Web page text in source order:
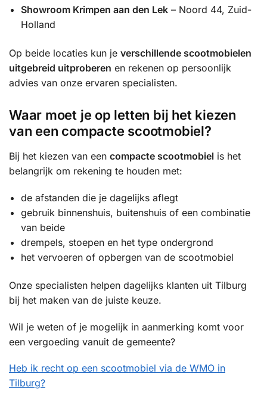
Showroom Krimpen aan den Lek – Noord 44, Zuid-
Holland
Op beide locaties kun je verschillende scootmobielen
uitgebreid uitproberen en rekenen op persoonlijk
advies van onze ervaren specialisten.
Waar moet je op letten bij het kiezen
van een compacte scootmobiel?
Bij het kiezen van een compacte scootmobiel is het
belangrijk om rekening te houden met:
de afstanden die je dagelijks aflegt
gebruik binnenshuis, buitenshuis of een combinatie
van beide
drempels, stoepen en het type ondergrond
het vervoeren of opbergen van de scootmobiel
Onze specialisten helpen dagelijks klanten uit Tilburg
bij het maken van de juiste keuze.
Wil je weten of je mogelijk in aanmerking komt voor
een vergoeding vanuit de gemeente?
Heb ik recht op een scootmobiel via de WMO in
Tilburg?